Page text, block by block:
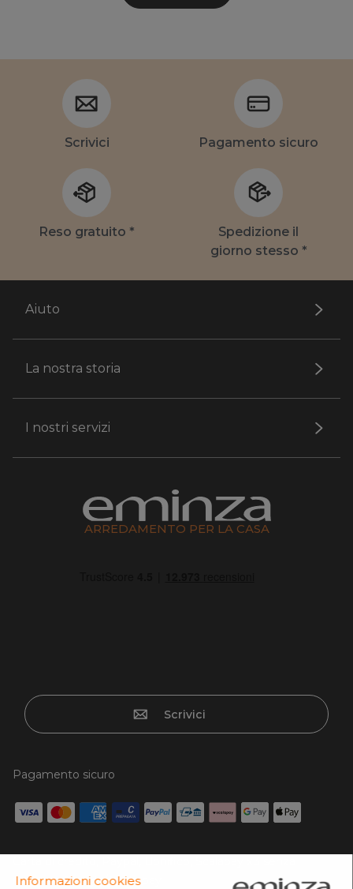
Scrivici Pagamento sicuro
Reso gratuito *
Spedizione il
giorno stesso *
Aiuto
La nostra storia
I nostri servizi
ARREDAMENTO PER LA CASA
Scrivici
Pagamento sicuro
interessi, Google/Apple pay